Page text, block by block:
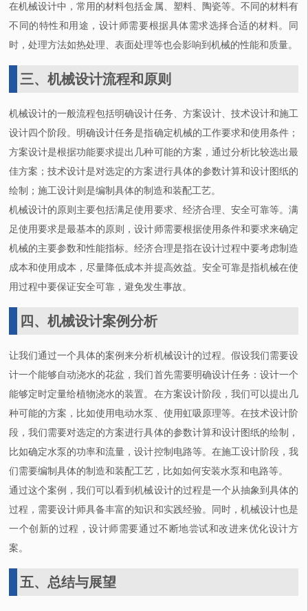
在机械设计中，常用的材料包括金属、塑料、陶瓷等。不同的材料有
不同的特性和用途，设计师需要根据具体需求选择合适的材料。同
时，处理方法如热处理、表面处理等也会影响到机械的性能和质量。
三、机械设计流程和原则
机械设计的一般流程包括明确设计任务、方案设计、技术设计和施工
设计四个阶段。明确设计任务是指确定机械的工作要求和使用条件；
方案设计是根据功能要求提出几种可能的方案，通过分析比较选出最
佳方案；技术设计是对选定的方案进行具体的参数计算和设计图纸的
绘制；施工设计则是编制具体的制造和装配工艺。
机械设计的原则主要包括满足使用要求、经济合理、安全可靠等。满
足使用要求是最基本的原则，设计师需要根据使用条件和要求来确定
机械的主要参数和性能指标。经济合理是指在设计过程中要考虑制造
成本和使用成本，尽量降低成本并提高效益。安全可靠是指机械在使
用过程中要保证安全可靠，避免发生事故。
四、机械设计案例分析
让我们通过一个具体的案例来分析机械设计的过程。假设我们需要设
计一个能够自动浇水的花盆，我们首先需要明确设计任务：设计一个
能够定时定量给植物浇水的装置。在方案设计阶段，我们可以提出几
种可能的方案，比如使用电动水泵、使用虹吸原理等。在技术设计阶
段，我们需要对选定的方案进行具体的参数计算和设计图纸的绘制，
比如确定水泵的功率和流量，设计控制电路等。在施工设计阶段，我
们需要编制具体的制造和装配工艺，比如如何安装水泵和电路等。
通过这个案例，我们可以看到机械设计的过程是一个从抽象到具体的
过程，需要设计师具备丰富的知识和实践经验。同时，机械设计也是
一个创新的过程，设计师需要通过不断地尝试和改进来优化设计方
案。
五、总结与展望